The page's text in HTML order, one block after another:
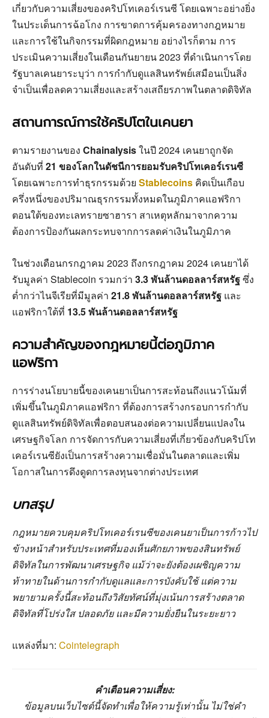
เกี่ยวกับความเสี่ยงของคริปโทเคอร์เรนซี โดยเฉพาะอย่างยิ่ง
ในประเด็นการฉ้อโกง การขาดการคุ้มครองทางกฎหมาย
และการใช้ในกิจกรรมที่ผิดกฎหมาย อย่างไรก็ตาม การ
ประเมินความเสี่ยงในเดือนกันยายน 2023 ที่ดำเนินการโดย
รัฐบาลเคนยาระบุว่า การกำกับดูแลสินทรัพย์เสมือนเป็นสิ่ง
จำเป็นเพื่อลดความเสี่ยงและสร้างเสถียรภาพในตลาดดิจิทัล
สถานการณ์การใช้คริปโตในเคนยา
ตามรายงานของ Chainalysisในปี 2024 เคนยาถูกจัด
อันดับที่ 21 ของโลกในดัชนีการยอมรับคริปโทเคอร์เรนซี
โดยเฉพาะการทำธุรกรรมด้วย Stablecoins คิดเป็นเกือบ
ครึ่งหนึ่งของปริมาณธุรกรรมทั้งหมดในภูมิภาคแอฟริกา
ตอนใต้ของทะเลทรายซาฮารา สาเหตุหลักมาจากความ
ต้องการป้องกันผลกระทบจากการลดค่าเงินในภูมิภาค
ในช่วงเดือนกรกฎาคม 2023 ถึงกรกฎาคม 2024 เคนยาได้
รับมูลค่า Stablecoin รวมกว่า 3.3 พันล้านดอลลาร์สหรัฐซึ่ง
ต่ำกว่าไนจีเรียที่มีมูลค่า 21.8 พันล้านดอลลาร์สหรัฐ และ
แอฟริกาใต้ที่ 13.5 พันล้านดอลลาร์สหรัฐ
ความสำคัญของกฎหมายนี้ต่อภูมิภาค
แอฟริกา
การร่างนโยบายนี้ของเคนยาเป็นการสะท้อนถึงแนวโน้มที่
เพิ่มขึ้นในภูมิภาคแอฟริกา ที่ต้องการสร้างกรอบการกำกับ
ดูแลสินทรัพย์ดิจิทัลเพื่อตอบสนองต่อความเปลี่ยนแปลงใน
เศรษฐกิจโลก การจัดการกับความเสี่ยงที่เกี่ยวข้องกับคริปโท
เคอร์เรนซียังเป็นการสร้างความเชื่อมั่นในตลาดและเพิ่ม
โอกาสในการดึงดูดการลงทุนจากต่างประเทศ
บทสรุป
กฎหมายควบคุมคริปโทเคอร์เรนซีของเคนยาเป็นการก้าวไป
ข้างหน้าสำหรับประเทศที่มองเห็นศักยภาพของสินทรัพย์
ดิจิทัลในการพัฒนาเศรษฐกิจ แม้ว่าจะยังต้องเผชิญความ
ท้าทายในด้านการกำกับดูแลและการบังคับใช้ แต่ความ
พยายามครั้งนี้สะท้อนถึงวิสัยทัศน์ที่มุ่งเน้นการสร้างตลาด
ดิจิทัลที่โปร่งใส ปลอดภัย และมีความยั่งยืนในระยะยาว
แหล่งที่มา: Cointelegraph
คำเตือนความเสี่ยง:
ข้อมูลบนเว็บไซต์นี้จัดทำเพื่อให้ความรู้เท่านั้น ไม่ใช่คำ